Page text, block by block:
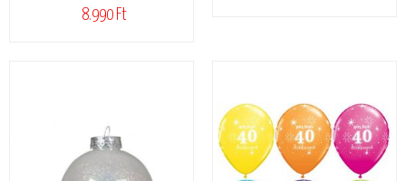
8.990 Ft